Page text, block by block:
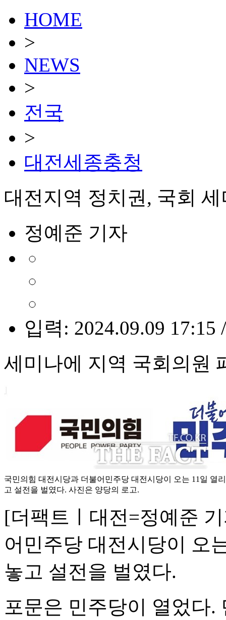
HOME
>
NEWS
>
전국
>
대전세종충청
대전지역 정치권, 국회
정예준 기자
입력: 2024.09.09 17:15
세미나에 지역 국회의원
국민의힘 대전시당과 더불어민주당 대전시당이 오는 11일 열
고 설전을 벌였다. 사진은 양당의 로고.
[더팩트ㅣ대전=정예준
어민주당 대전시당이 오
놓고 설전을 벌였다.
포문은 민주당이 열었다.